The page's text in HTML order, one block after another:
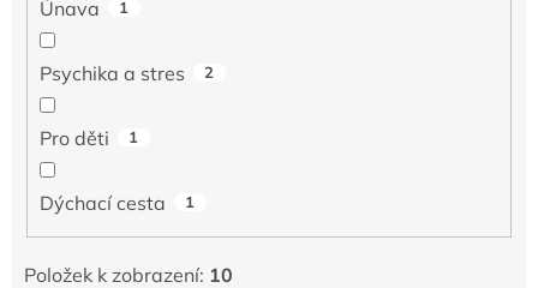
Únava 1
Psychika a stres 2
Pro děti 1
Dýchací cesta 1
Položek k zobrazení: 10